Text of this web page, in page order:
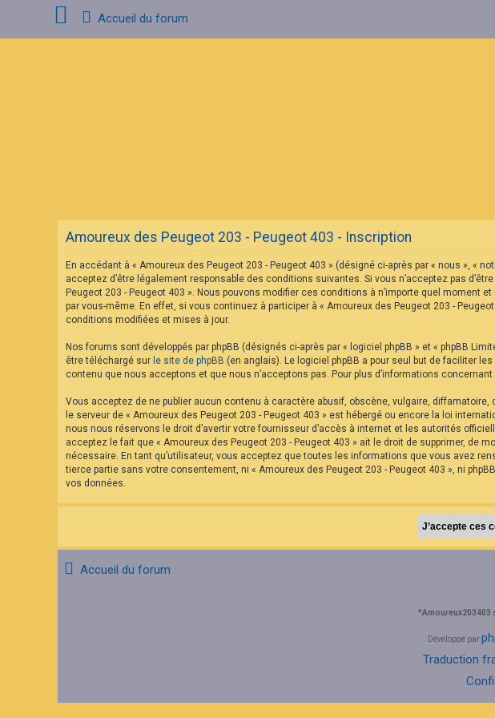
Accueil du forum
Amoureux des Peugeot 203 - Peugeot 403 - Inscription
En accédant à « Amoureux des Peugeot 203 - Peugeot 403 » (désigné ci-après par « nous », «
acceptez d’être légalement responsable des conditions suivantes. Si vous n’acceptez pas
Peugeot 203 - Peugeot 403 ». Nous pouvons modifier ces conditions à n’importe quel
par vous-même. En effet, si vous continuez à participer à « Amoureux des Peugeot 203 -
conditions modifiées et mises à jour.
Nos forums sont développés par phpBB (désignés ci-après par « logiciel phpBB » et « phpBB
être téléchargé sur le site de phpBB (en anglais). Le logiciel phpBB a pour seul but de faciliter
contenu que nous acceptons et que nous n’acceptons pas. Pour plus d’informations
Vous acceptez de ne publier aucun contenu à caractère abusif, obscène, vulgaire,
le serveur de « Amoureux des Peugeot 203 - Peugeot 403 » est hébergé ou encore la loi
nous nous réservons le droit d’avertir votre fournisseur d’accès à internet et les autorités
acceptez le fait que « Amoureux des Peugeot 203 - Peugeot 403 » ait le droit de supprimer, de
nécessaire. En tant qu’utilisateur, vous acceptez que toutes les informations que vous avez
tierce partie sans votre consentement, ni « Amoureux des Peugeot 203 - Peugeot 403 », ni
vos données.
Accueil du forum
*Amoureux203403
Développé par
Traduction